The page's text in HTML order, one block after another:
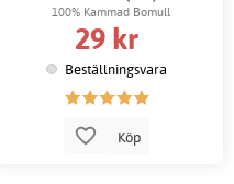
100% Kammad Bomull
29 kr
Beställningsvara
Köp